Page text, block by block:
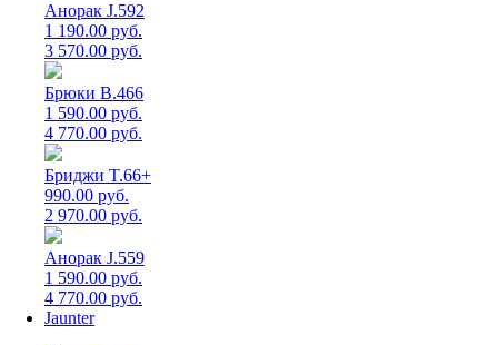
Анорак J.592
1 190.00 руб.
3 570.00 руб.
Брюки B.466
1 590.00 руб.
4 770.00 руб.
Бриджи T.66+
990.00 руб.
2 970.00 руб.
Анорак J.559
1 590.00 руб.
4 770.00 руб.
Jaunter